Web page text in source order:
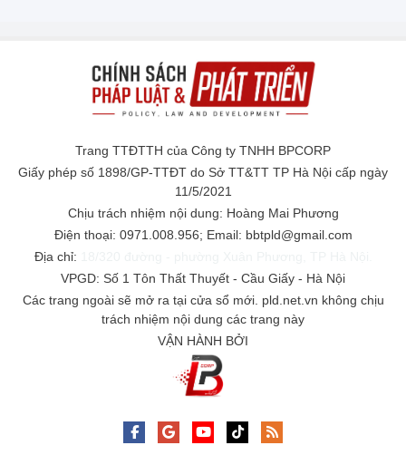
Trang TTĐTTH của Công ty TNHH BPCORP
Giấy phép số 1898/GP-TTĐT do Sở TT&TT TP Hà Nội cấp ngày
11/5/2021
Chịu trách nhiệm nội dung: Hoàng Mai Phương
Điện thoại: 0971.008.956; Email: bbtpld@gmail.com
Địa chỉ:
VPGD: Số 1 Tôn Thất Thuyết - Cầu Giấy - Hà Nội
Các trang ngoài sẽ mở ra tại cửa sổ mới. pld.net.vn không chịu
trách nhiệm nội dung các trang này
VẬN HÀNH BỞI